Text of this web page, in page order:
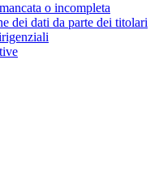
o incompleta
dei dati da parte dei titolari